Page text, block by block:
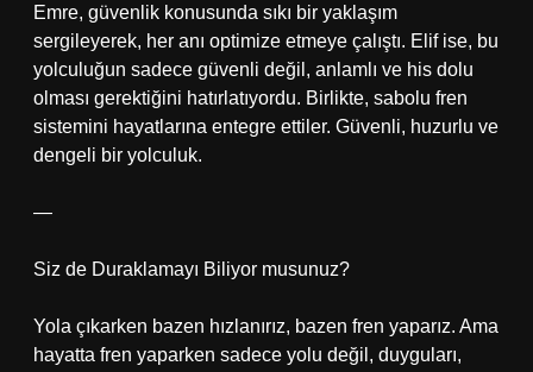
Emre, güvenlik konusunda sıkı bir yaklaşım
sergileyerek, her anı optimize etmeye çalıştı. Elif ise, bu
yolculuğun sadece güvenli değil, anlamlı ve his dolu
olması gerektiğini hatırlatıyordu. Birlikte, sabolu fren
sistemini hayatlarına entegre ettiler. Güvenli, huzurlu ve
dengeli bir yolculuk.
—
Siz de Duraklamayı Biliyor musunuz?
Yola çıkarken bazen hızlanırız, bazen fren yaparız. Ama
hayatta fren yaparken sadece yolu değil, duyguları,